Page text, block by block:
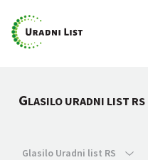
GLASILO URADNI LIST RS
Glasilo Uradni list RS